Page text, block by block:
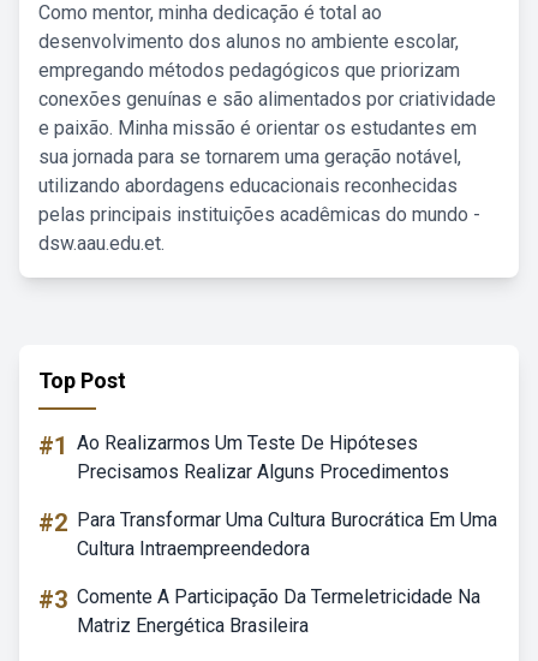
Como mentor, minha dedicação é total ao
desenvolvimento dos alunos no ambiente escolar,
empregando métodos pedagógicos que priorizam
conexões genuínas e são alimentados por criatividade
e paixão. Minha missão é orientar os estudantes em
sua jornada para se tornarem uma geração notável,
utilizando abordagens educacionais reconhecidas
pelas principais instituições acadêmicas do mundo -
dsw.aau.edu.et.
Top Post
#1 Ao Realizarmos Um Teste De Hipóteses
Precisamos Realizar Alguns Procedimentos
#2 Para Transformar Uma Cultura Burocrática Em Uma
Cultura Intraempreendedora
#3 Comente A Participação Da Termeletricidade Na
Matriz Energética Brasileira